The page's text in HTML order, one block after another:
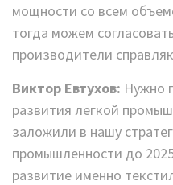
мощности со всем
тогда можем
производители
Виктор Евтухов: Нужно
развития легкой
заложили в нашу
промышленности до
развитие именно